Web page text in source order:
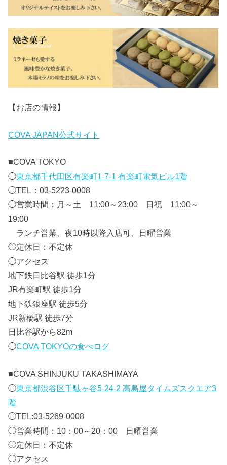
【お店の情報】
COVA JAPAN公式サイト
■COVA TOKYO
◯東京都千代田区有楽町1-7-1 有楽町電気ビル1階
◯TEL：03-5223-0008
◯営業時間：月～土 11:00～23:00 日祝 11:00～
19:00
ランチ営業、夜10時以降入店可、日曜営業
◯定休日：不定休
◯アクセス
地下鉄日比谷駅 徒歩1分
JR有楽町駅 徒歩1分
地下鉄銀座駅 徒歩5分
JR新橋駅 徒歩7分
日比谷駅から82m
◯COVA TOKYOの食べログ
■COVA SHINJUKU TAKASHIMAYA
◯東京都渋谷区千駄ヶ谷5-24-2 高島屋タイムズスクエア3
階
◯TEL:03-5269-0008
◯営業時間：10：00～20：00 日曜営業
◯定休日：不定休
◯アクセス